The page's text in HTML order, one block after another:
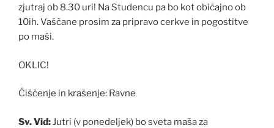
zjutraj ob 8.30 uri! Na Studencu pa bo kot običajno ob
10ih. Vaščane prosim za pripravo cerkve in pogostitve
po maši.
OKLIC!
Čiščenje in krašenje: Ravne
Sv. Vid: Jutri (v ponedeljek) bo sveta maša za